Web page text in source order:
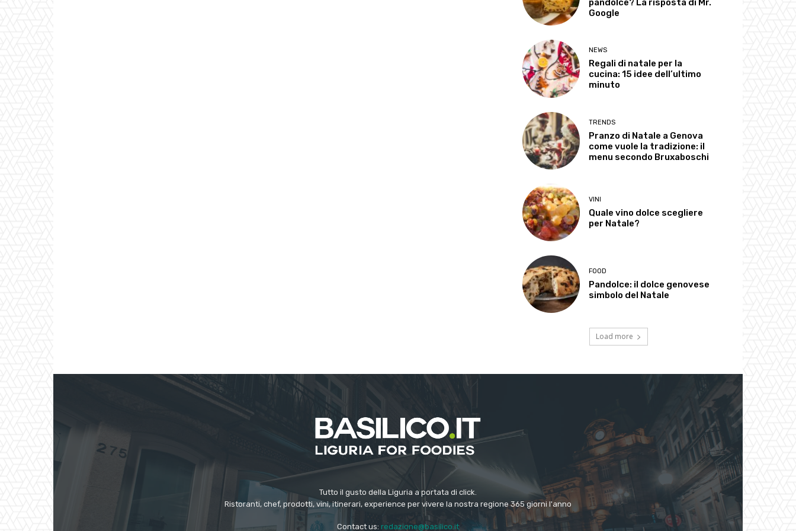
pandolce? La risposta di Mr.
Google
NEWS
Regali di natale per la
cucina: 15 idee dell’ultimo
minuto
TRENDS
Pranzo di Natale a Genova
come vuole la tradizione: il
menu secondo Bruxaboschi
VINI
Quale vino dolce scegliere
per Natale?
FOOD
Pandolce: il dolce genovese
simbolo del Natale
Load more
Tutto il gusto della Liguria a portata di click.
Ristoranti, chef, prodotti, vini, itinerari, experience per vivere la nostra regione 365 giorni l'anno
Contact us: redazione@basilico.it